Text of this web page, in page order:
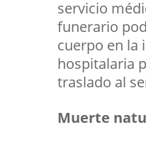
servicio
funerario
cuerpo en la
hospitalaria
traslado al
Muerte